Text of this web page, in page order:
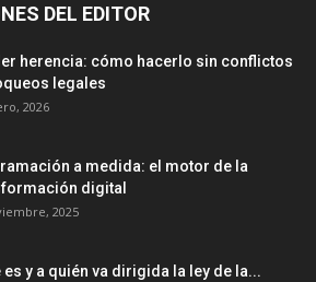
DEL EDITOR
herencia: cómo hacerlo sin conflictos
legales
2026
a medida: el motor de la
digital
2025
es y a quién va dirigida la ley de la...